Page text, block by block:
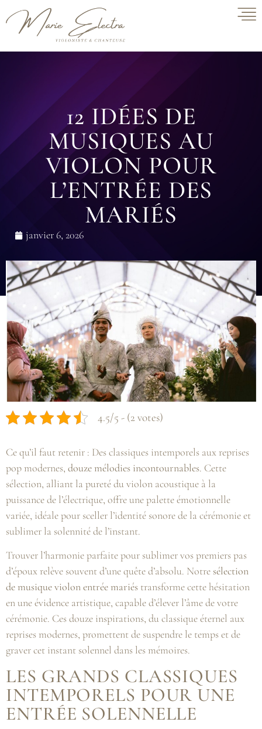
12 IDÉES DE
MUSIQUES AU
VIOLON POUR
L’ENTRÉE DES
MARIÉS
janvier 6, 2026
4.5/5 - (2 votes)
Ce qu’il faut retenir : Des classiques intemporels aux reprises
pop modernes, douze mélodies incontournables. Cette
sélection, alliant la pureté du violon acoustique à la
puissance de l’électrique, offre une palette émotionnelle
variée, idéale pour sceller l’identité sonore de la cérémonie et
sublimer la solennité de l’instant.
Trouver l’harmonie parfaite pour sublimer vos premiers pas
d’époux relève souvent d’une quête d’absolu. Notre sélection
de musique violon entrée mariés transforme cette hésitation
en une évidence artistique, capable d’élever l’âme de votre
cérémonie. Ces douze inspirations, du classique éternel aux
reprises modernes, promettent de suspendre le temps et de
graver cet instant solennel dans les mémoires.
LES GRANDS CLASSIQUES
INTEMPORELS POUR UNE
ENTRÉE SOLENNELLE